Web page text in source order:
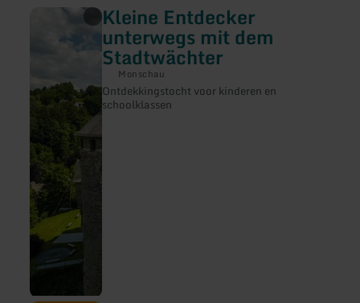
Kleine Entdecker
unterwegs mit dem
Stadtwächter
Monschau
Ontdekkingstocht voor kinderen en
schoolklassen
mit
dem
Stadtwächter